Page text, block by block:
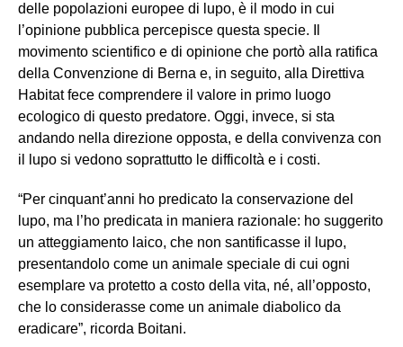
delle popolazioni europee di lupo, è il modo in cui
l’opinione pubblica percepisce questa specie. Il
movimento scientifico e di opinione che portò alla ratifica
della Convenzione di Berna e, in seguito, alla Direttiva
Habitat fece comprendere il valore in primo luogo
ecologico di questo predatore. Oggi, invece, si sta
andando nella direzione opposta, e della convivenza con
il lupo si vedono soprattutto le difficoltà e i costi.
“Per cinquant’anni ho predicato la conservazione del
lupo, ma l’ho predicata in maniera razionale: ho suggerito
un atteggiamento laico, che non santificasse il lupo,
presentandolo come un animale speciale di cui ogni
esemplare va protetto a costo della vita, né, all’opposto,
che lo considerasse come un animale diabolico da
eradicare”, ricorda Boitani.